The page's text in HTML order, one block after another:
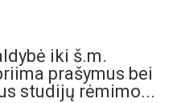
iki š.m.
prašymus bei
studijų rėmimo...